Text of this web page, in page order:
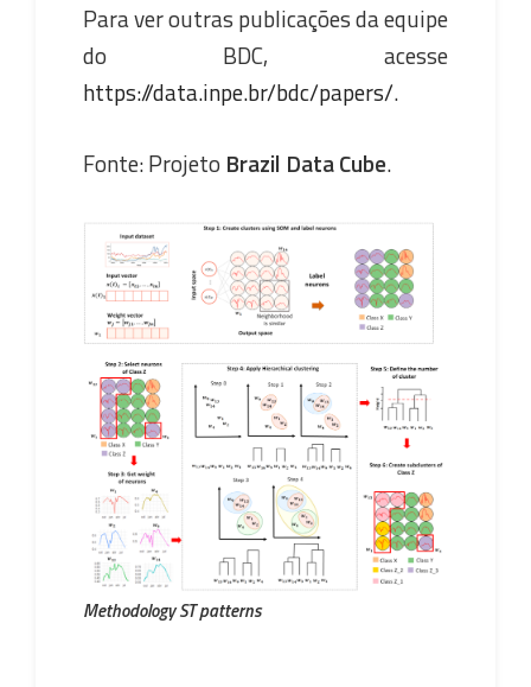
Para ver outras publicações da equipe
do BDC, acesse
https://data.inpe.br/bdc/papers/.
Fonte: Projeto Brazil Data Cube.
Methodology ST patterns